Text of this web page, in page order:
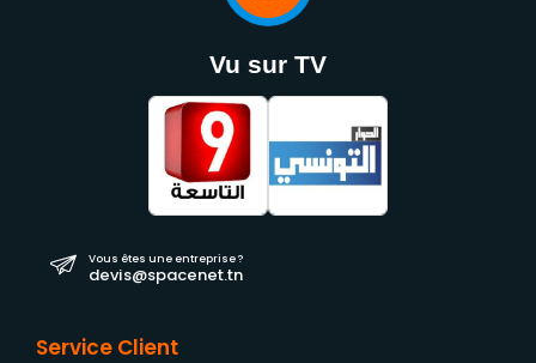
Vu sur TV
Vous êtes une entreprise ?
devis@spacenet.tn
Service Client